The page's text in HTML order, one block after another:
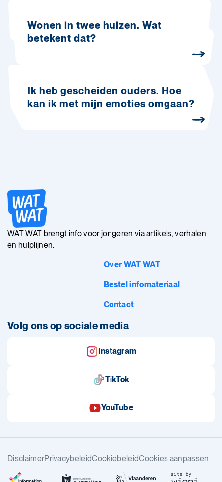
Wonen in twee huizen. Wat
betekent dat?
Ik heb gescheiden ouders. Hoe
kan ik met mijn emoties omgaan?
WAT WAT brengt info voor jongeren via artikels, verhalen
en hulplijnen.
Over WAT WAT
Bestel infomateriaal
Contact
Volg ons op sociale media
Instagram
TikTok
YouTube
DisclaimerPrivacybeleidCookiebeleidCookies aanpassen